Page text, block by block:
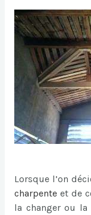
Lorsque l’on
charpenteet de
la changer ou